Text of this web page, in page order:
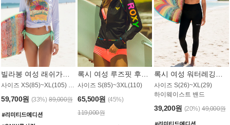
59,700원 (33%) 89,000원
사이즈 S(85)~3XL(110)
65,500원 (45%)
119,000원
사이즈 S(26)~XL(29)
하이웨이스트 밴드
39,200원 (20%) 49,000원